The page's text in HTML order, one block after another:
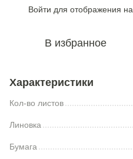
Войти для отображения
В избранное
Характеристики
Кол-во листов
Линовка
Бумага